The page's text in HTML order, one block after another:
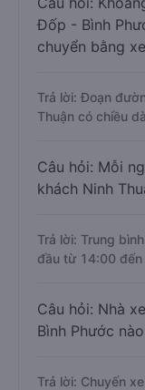
Đốp - Bình
chuyển bằng
Trả lời: Đoạn
Thuận có chiều
Câu hỏi: Mỗi
khách Ninh
Trả lời: Trung
đầu từ 14:00
Câu hỏi: Nhà
Bình Phước
Trả lời: Chuyến